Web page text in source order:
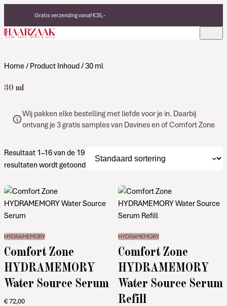
Gratis verzending vanaf €35,-
Eerlijke, duurzame producten
Made in Italy
Home/ Product Inhoud / 30 ml
30 ml
Wij pakken elke bestelling met liefde voor je in. Daarbij
ontvang je 3 gratis samples van Davines en of Comfort Zone
Resultaat 1–16 van de 19
resultaten wordt getoond
HYDRAMEMORY
Comfort Zone
HYDRAMEMORY
Water Source Serum
€72,00
HYDRAMEMORY
Comfort Zone
HYDRAMEMORY
Water Source Serum
Refill